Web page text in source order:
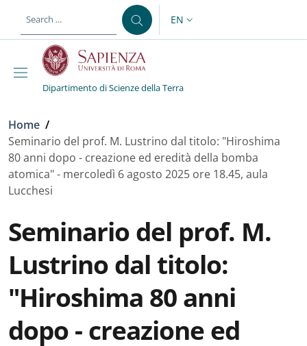
LANGUAGE SWITCHER:
EN
Dipartimento di Scienze della Terra
Breadcrumb
Home /
Seminario del prof. M. Lustrino dal titolo: "Hiroshima
80 anni dopo - creazione ed eredità della bomba
atomica" - mercoledì 6 agosto 2025 ore 18.45, aula
Lucchesi
Seminario del prof. M.
Lustrino dal titolo:
"Hiroshima 80 anni
dopo - creazione ed